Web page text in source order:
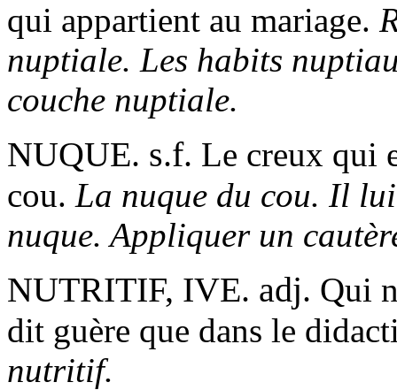
qui appartient au mariage.
nuptiale. Les habits
couche nuptiale.
NUQUE. s.f. Le creux qui
cou. La nuque du cou. Il
nuque. Appliquer un
NUTRITIF, IVE. adj. Qui
dit guère que dans le
nutritif.